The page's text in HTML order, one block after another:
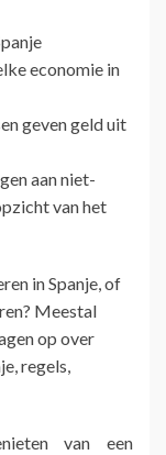
economie in
geven geld uit
aan niet-
van het
in Spanje, of
Meestal
op over
regels,
van een